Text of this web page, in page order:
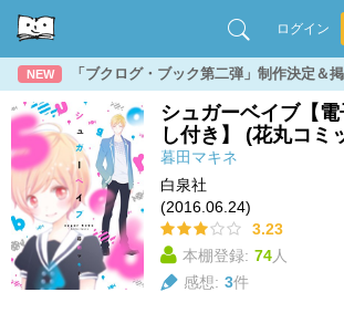
ログイン
NEW 「ブクログ・ブック第二弾」制作決定＆
シュガーベイブ【
し付き】 (花丸コミ
暮田マキネ
白泉社
(2016.06.24)
3.23
本棚登録: 74人
感想: 3件